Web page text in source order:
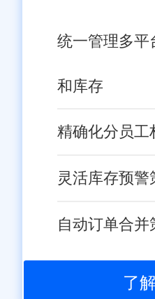
统一管理多平
和库存
精确化分员工
灵活库存预警
自动订单合并
了